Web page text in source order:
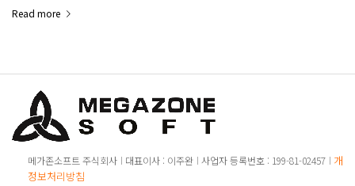
Read more
메가존소프트 주식회사 대표이사 : 이주완 사업자 등록번호 : 199-81-02457
개인
정보처리방침